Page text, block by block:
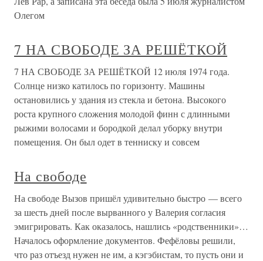
Олегом
7 НА СВОБОДЕ ЗА РЕШЁТКОЙ
7 НА СВОБОДЕ ЗА РЕШЁТКОЙ 12 июля 1974 года.
Солнце низко катилось по горизонту. Машины
остановились у здания из стекла и бетона. Высокого
роста крупного сложения молодой финн с длинными
рыжими волосами и бородкой делал уборку внутри
помещения. Он был одет в тенниску и совсем
На свободе
На свободе Вызов пришёл удивительно быстро — всего
за шесть дней после вырванного у Валерия согласия
эмигрировать. Как оказалось, нашлись «родственники»…
Началось оформление документов. Фефёловы решили,
что раз отъезд нужен не им, а кэгэбистам, то пусть они и